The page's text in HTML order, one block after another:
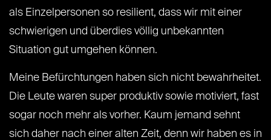
als Einzelpersonen so resilient, dass wir mit einer
schwierigen und überdies völlig unbekannten
Situation gut umgehen können.
Meine Befürchtungen haben sich nicht bewahrheitet.
Die Leute waren super produktiv sowie motiviert, fast
sogar noch mehr als vorher. Kaum jemand sehnt
sich daher nach einer alten Zeit, denn wir haben es in